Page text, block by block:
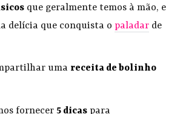
que geralmente temos à mão, e
delícia que conquista opaladar de
uma receita de bolinho
fornecer5 dicas para